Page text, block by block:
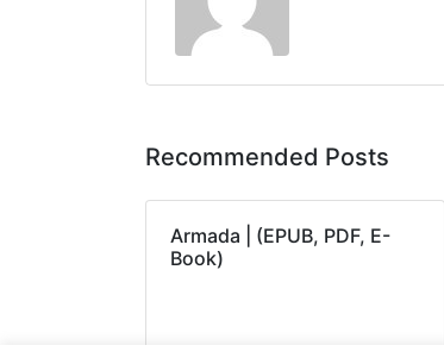
Recommended Posts
Armada | (EPUB, PDF, E-
Book)